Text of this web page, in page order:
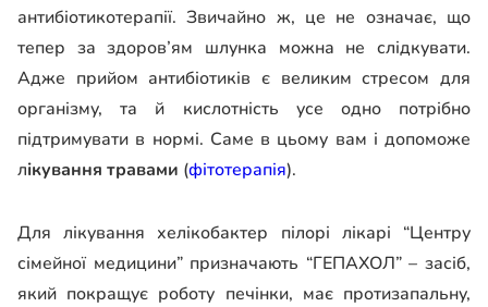
антибіотикотерапії. Звичайно ж, це не означає, що
тепер за здоров’ям шлунка можна не слідкувати.
Адже прийом антибіотиків є великим стресом для
організму, та й кислотність усе одно потрібно
підтримувати в нормі. Саме в цьому вам і допоможе
лікування травами (фітотерапія).
Для лікування хелікобактер пілорі лікарі “Центру
сімейної медицини” призначають “ГЕПАХОЛ” – засіб,
який покращує роботу печінки, має протизапальну,